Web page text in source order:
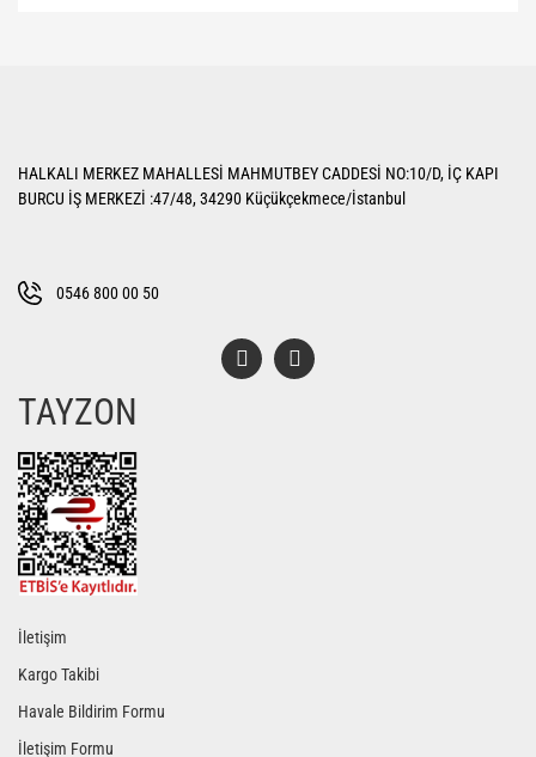
Ürün açıklamasında eksik bilgiler bulunuyor.
Bu ürüne benzer farklı alternatifler olmalı.
HALKALI MERKEZ MAHALLESİ MAHMUTBEY CADDESİ NO:10/D, İÇ KAPI
BURCU İŞ MERKEZİ :47/48, 34290 Küçükçekmece/İstanbul
0546 800 00 50
TAYZON
İletişim
Kargo Takibi
Havale Bildirim Formu
İletişim Formu